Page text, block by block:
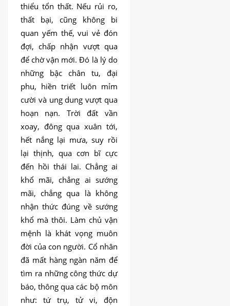
thiểu tổn thất. Nếu rủi ro,
thất bại, cũng không bi
quan yếm thế, vui vẻ đón
đợi, chấp nhận vượt qua
để chờ vận mới. Đó là lý do
những bậc chân tu, đại
phu, hiền triết luôn mỉm
cười và ung dung vượt qua
hoạn nạn. Trời đất vần
xoay, đông qua xuân tới,
hết nắng lại mưa, suy rồi
lại thịnh, qua cơn bĩ cực
đến hồi thái lai. Chẳng ai
khổ mãi, chẳng ai sướng
mãi, chẳng qua là không
nhận thức đúng về sướng
khổ mà thôi. Làm chủ vận
mệnh là khát vọng muôn
đời của con người. Cổ nhân
đã mất hàng ngàn năm để
tìm ra những công thức dự
báo, thông qua các bộ môn
như: tứ trụ, tử vi, độn